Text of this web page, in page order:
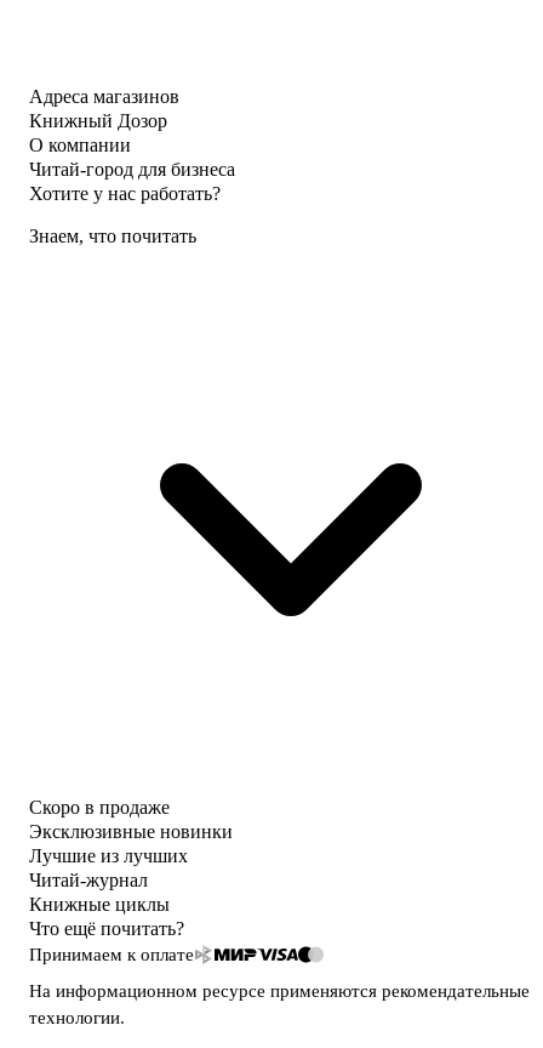
Адреса магазинов
Книжный Дозор
О компании
Читай-город для бизнеса
Хотите у нас работать?
Знаем, что почитать
Скоро в продаже
Эксклюзивные новинки
Лучшие из лучших
Читай-журнал
Книжные циклы
Что ещё почитать?
Принимаем к оплате
На информационном ресурсе применяются рекомендательные
технологии.